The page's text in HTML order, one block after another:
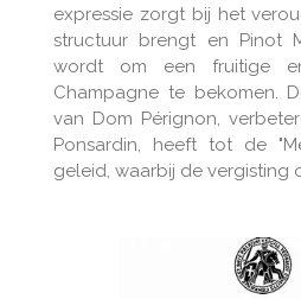
expressie zorgt bij het
structuur brengt en Pinot
wordt om een fruitige
Champagne te bekomen.
van Dom Pérignon,
Ponsardin, heeft tot de
geleid, waarbij de vergisting